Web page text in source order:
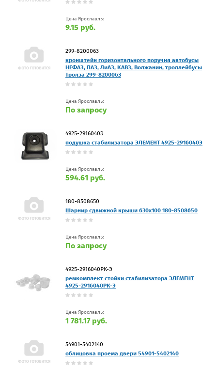
Цена Ярославль:
9.15 руб.
299-8200063
кронштейн горизонтального поручня автобусы
НЕФАЗ, ПАЗ, ЛиАЗ, КАВЗ, Волжанин, троллейбусы
Тролза 299-8200063
Цена Ярославль:
По запросу
4925-2916040Э
подушка стабилизатора ЭЛЕМЕНТ 4925-2916040Э
Цена Ярославль:
594.61 руб.
180-8508650
Шарнир сдвижной крыши 630x100 180-8508650
Цена Ярославль:
По запросу
4925-2916040РК-Э
ремкомплект стойки стабилизатора ЭЛЕМЕНТ
4925-2916040РК-Э
Цена Ярославль:
1 781.17 руб.
54901-5402140
облицовка проема двери 54901-5402140